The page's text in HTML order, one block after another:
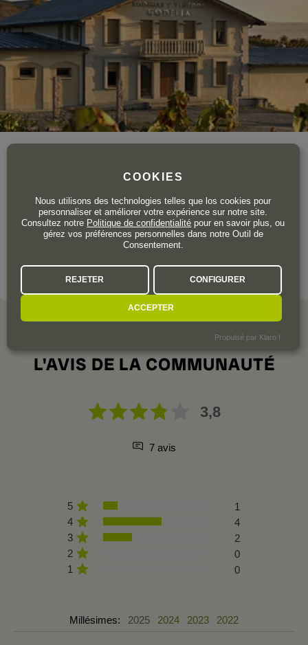
Godelia est un domaine familial situé dans le hameau de
Pieros, un petit village appartenant à la commune de
Cacabelos, dans la région deEl Bierzo, dans la province de
VOIR LE DOMAINE
L'AVIS DE LA COMMUNAUTÉ
3,8
7 avis
5
1
4
4
3
2
2
0
1
0
Millésimes: 2025 2024 2023 2022
COOKIES
Nous utilisons des technologies telles que los cookies pour
personnaliser et améliorer votre expérience sur notre site.
Consultez notre Politique de confidentialité pour en savoir plus, ou
gérez vos préférences personnelles dans notre Outil de
Consentement.
REJETER CONFIGURER
ACCEPTER
Propulsé par Klaro !